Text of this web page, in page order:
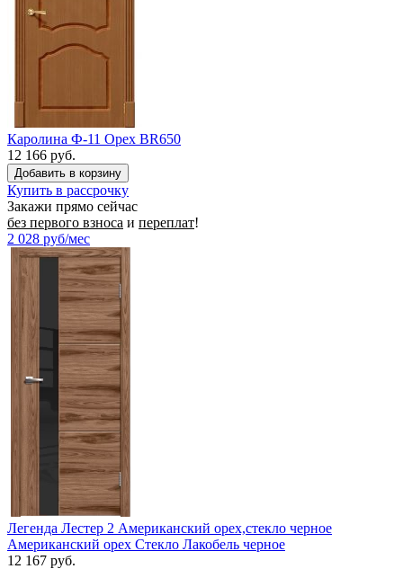
Каролина Ф-11 Орех BR650
12 166 руб.
Купить в рассрочку
Закажи прямо сейчас
без первого взноса и переплат!
2 028 руб/мес
Легенда Лестер 2 Американский орех,стекло черное
Американский орех Стекло Лакобель черное
12 167 руб.